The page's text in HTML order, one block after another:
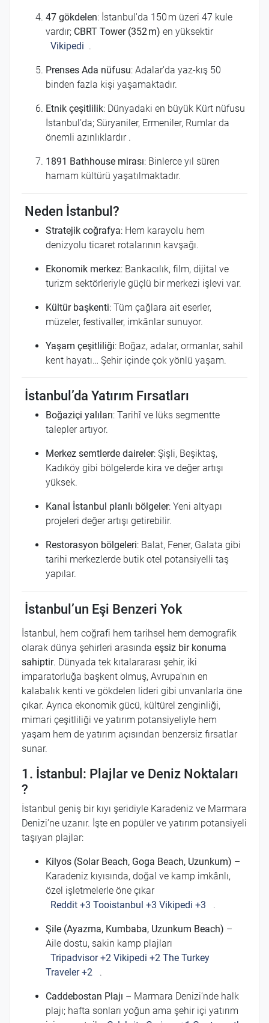
47 gökdelen: İstanbul'da 150 m üzeri 47 kule
vardır; CBRT Tower (352 m) en yüksektir
Vikipedi .
Prenses Ada nüfusu: Adalar'da yaz-kış 50
binden fazla kişi yaşamaktadır.
Etnik çeşitlilik: Dünyadaki en büyük Kürt nüfusu
İstanbul’da; Süryaniler, Ermeniler, Rumlar da
önemli azınlıklardır.
1891 Bathhouse mirası: Binlerce yıl süren
hamam kültürü yaşatılmaktadır.
Neden İstanbul?
Stratejik coğrafya: Hem karayolu hem
denizyolu ticaret rotalarının kavşağı.
Ekonomik merkez: Bankacılık, film, dijital ve
turizm sektörleriyle güçlü bir merkezi işlevi var.
Kültür başkenti: Tüm çağlara ait eserler,
müzeler, festivaller, imkânlar sunuyor.
Yaşam çeşitliliği: Boğaz, adalar, ormanlar, sahil
kent hayatı… Şehir içinde çok yönlü yaşam.
İstanbul’da Yatırım Fırsatları
Boğaziçi yalıları: Tarihî ve lüks segmentte
talepler artıyor.
Merkez semtlerde daireler: Şişli, Beşiktaş,
Kadıköy gibi bölgelerde kira ve değer artışı
yüksek.
Kanal İstanbul planlı bölgeler: Yeni altyapı
projeleri değer artışı getirebilir.
Restorasyon bölgeleri: Balat, Fener, Galata gibi
tarihi merkezlerde butik otel potansiyelli taş
yapılar.
İstanbul’un Eşi Benzeri Yok
İstanbul, hem coğrafi hem tarihsel hem demografik
olarak dünya şehirleri arasında eşsiz bir konuma
sahiptir. Dünyada tek kıtalararası şehir, iki
imparatorluğa başkent olmuş, Avrupa'nın en
kalabalık kenti ve gökdelen lideri gibi unvanlarla öne
çıkar. Ayrıca ekonomik gücü, kültürel zenginliği,
mimari çeşitliliği ve yatırım potansiyeliyle hem
yaşam hem de yatırım açısından benzersiz fırsatlar
sunar.
1. İstanbul: Plajlar ve Deniz Noktaları
?️
İstanbul geniş bir kıyı şeridiyle Karadeniz ve Marmara
Denizi’ne uzanır. İşte en popüler ve yatırım potansiyeli
taşıyan plajlar:
Kilyos (Solar Beach, Goga Beach, Uzunkum) –
Karadeniz kıyısında, doğal ve kamp imkânlı,
özel işletmelerle öne çıkar
Reddit +3 Tooistanbul +3 Vikipedi +3 .
Şile (Ayazma, Kumbaba, Uzunkum Beach) –
Aile dostu, sakin kamp plajları
Tripadvisor +2 Vikipedi +2 The Turkey
Traveler +2 .
Caddebostan Plajı – Marmara Denizi’nde halk
plajı; hafta sonları yoğun ama şehir içi yatırım